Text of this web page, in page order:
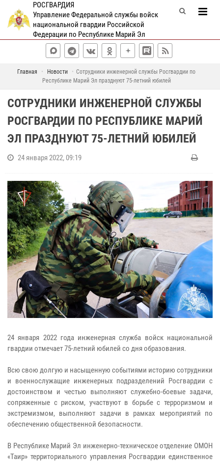
РОСГВАРДИЯ
Управление Федеральной службы войск
национальной гвардии Российской
Федерации по Республике Марий Эл
Главная Новости
Сотрудники инженерной службы Росгвардии по
Республике Марий Эл празднуют 75-летний юбилей
СОТРУДНИКИ ИНЖЕНЕРНОЙ СЛУЖБЫ
РОСГВАРДИИ ПО РЕСПУБЛИКЕ МАРИЙ
ЭЛ ПРАЗДНУЮТ 75-ЛЕТНИЙ ЮБИЛЕЙ
24 января 2022, 09:19
24 января 2022 года инженерная служба войск национальной
гвардии отмечает 75-летний юбилей со дня образования.
Всю свою долгую и насыщенную событиями историю сотрудники
и военнослужащие инженерных подразделений Росгвардии с
достоинством и честью выполняют служебно-боевые задачи,
сопряженные с риском, участвуют в борьбе с терроризмом и
экстремизмом, выполняют задачи в рамках мероприятий по
обеспечению общественной безопасности.
В Республике Марий Эл инженерно-техническое отделение ОМОН
«Таир» территориального управления Росгвардии единственное